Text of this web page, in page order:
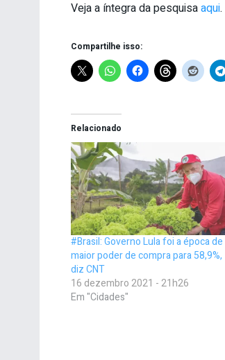
Veja a íntegra da pesquisaaqui.
Compartilhe isso:
Relacionado
#Brasil: Governo Lula foi a época de
maior poder de compra para 58,9%,
diz CNT
16 dezembro 2021 - 21h26
Em "Cidades"